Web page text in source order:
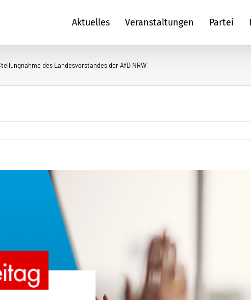
Aktuelles Veranstaltungen Partei
des Landesvorstandes der AfD NRW